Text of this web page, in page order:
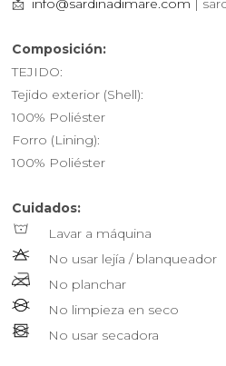
📩 info@sardinadimare.com |
Composición:
TEJIDO:
Tejido exterior (Shell):
100% Poliéster
Forro (Lining):
100% Poliéster
Cuidados:
Lavar a máquina
No usar lejía / blanqueador
No planchar
No limpieza en seco
No usar secadora